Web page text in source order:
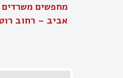
מחפשים
אביב – רחוב